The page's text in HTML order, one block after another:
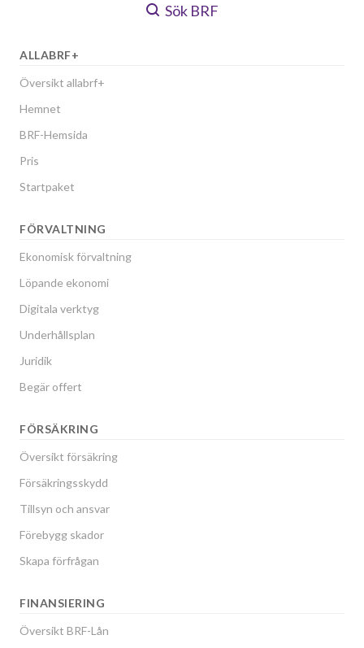
Sök BRF
ALLABRF+
Översikt allabrf+
Hemnet
BRF-Hemsida
Pris
Startpaket
FÖRVALTNING
Ekonomisk förvaltning
Löpande ekonomi
Digitala verktyg
Underhållsplan
Juridik
Begär offert
FÖRSÄKRING
Översikt försäkring
Försäkringsskydd
Tillsyn och ansvar
Förebygg skador
Skapa förfrågan
FINANSIERING
Översikt BRF-Lån